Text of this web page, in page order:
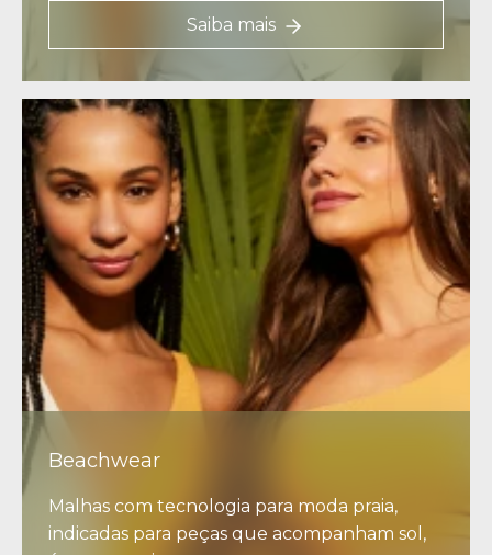
Saiba mais
Beachwear
Malhas com tecnologia para moda praia,
indicadas para peças que acompanham sol,